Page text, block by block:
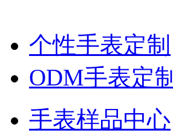
个性手表定制
ODM手表定制
手表样品中心